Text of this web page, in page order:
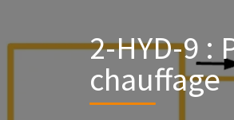
2-HYD-9 :
chauffage